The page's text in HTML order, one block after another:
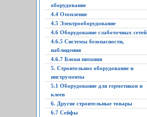
оборудование
4.4 Отопление
4.5 Электрооборудование
4.6 Оборудование слаботочных сетей
4.6.5 Системы безопасности,
наблюдения
4.6.7 Блоки питания
5. Строительное оборудование и
инструменты
5.1 Оборудование для герметиков и
клеев
6. Другие строительные товары
6.7 Сейфы